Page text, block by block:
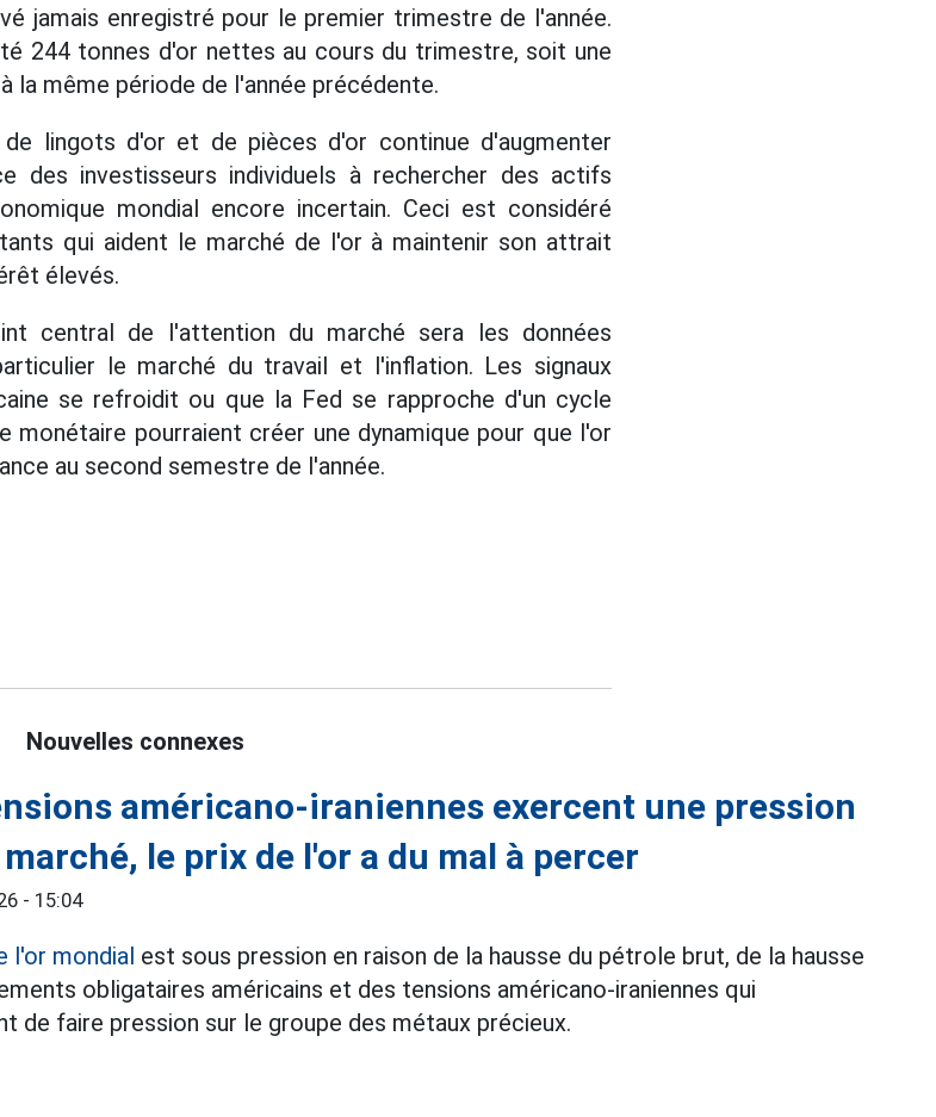
jamais enregistré pour le premier trimestre de l'année.
244 tonnes d'or nettes au cours du trimestre, soit une
la même période de l'année précédente.
lingots d'or et de pièces d'or continue d'augmenter
des investisseurs individuels à rechercher des actifs
mondial encore incertain. Ceci est considéré
qui aident le marché de l'or à maintenir son attrait
élevés.
central de l'attention du marché sera les données
le marché du travail et l'inflation. Les signaux
se refroidit ou que la Fed se rapproche d'un cycle
monétaire pourraient créer une dynamique pour que l'or
au second semestre de l'année.
Nouvelles connexes
américano-iraniennes exercent une pression
le prix de l'or a du mal à percer
- 15:04
l'or mondial est sous pression en raison de la hausse du pétrole brut, de la hausse
obligataires américains et des tensions américano-iraniennes qui
de faire pression sur le groupe des métaux précieux.